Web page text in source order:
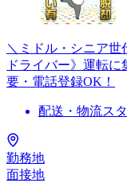
＼ミドル・シニア
ドライバー》運転
要・電話登録OK！
配送・物流ス
勤務地
面接地